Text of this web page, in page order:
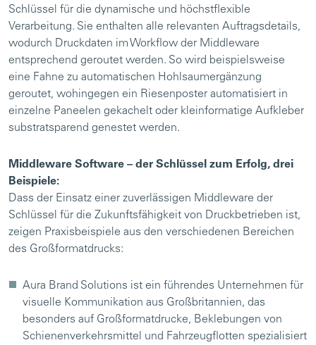
Schlüssel für die dynamische und höchstflexible
Verarbeitung. Sie enthalten alle relevanten Auftragsdetails,
wodurch Druckdaten im Workflow der Middleware
entsprechend geroutet werden. So wird beispielsweise
eine Fahne zu automatischen Hohlsaumergänzung
geroutet, wohingegen ein Riesenposter automatisiert in
einzelne Paneelen gekachelt oder kleinformatige Aufkleber
substratsparend genestet werden.
Middleware Software – der Schlüssel zum Erfolg, drei
Beispiele:
Dass der Einsatz einer zuverlässigen Middleware der
Schlüssel für die Zukunftsfähigkeit von Druckbetrieben ist,
zeigen Praxisbeispiele aus den verschiedenen Bereichen
des Großformatdrucks:
Aura Brand Solutions ist ein führendes Unternehmen für
visuelle Kommunikation aus Großbritannien, das
besonders auf Großformatdrucke, Beklebungen von
Schienenverkehrsmittel und Fahrzeugflotten spezialisiert